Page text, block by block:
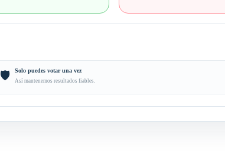
🛡️ Solo puedes votar una vez
Así mantenemos resultados fiables.